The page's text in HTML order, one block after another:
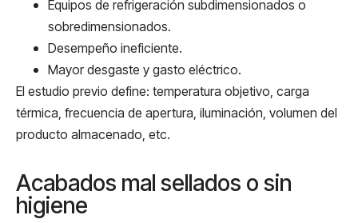
Equipos de refrigeración subdimensionados o
sobredimensionados.
Desempeño ineficiente.
Mayor desgaste y gasto eléctrico.
El estudio previo define: temperatura objetivo, carga
térmica, frecuencia de apertura, iluminación, volumen del
producto almacenado, etc.
Acabados mal sellados o sin
higiene